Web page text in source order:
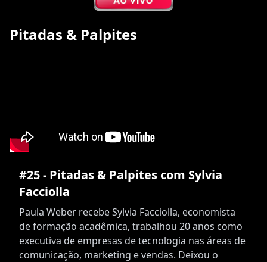
Pitadas & Palpites
#25 - Pitadas & Palpites com Sylvia
Facciolla
Paula Weber recebe Sylvia Facciolla, economista
de formação acadêmica, trabalhou 20 anos como
executiva de empresas de tecnologia nas áreas de
comunicação, marketing e vendas. Deixou o